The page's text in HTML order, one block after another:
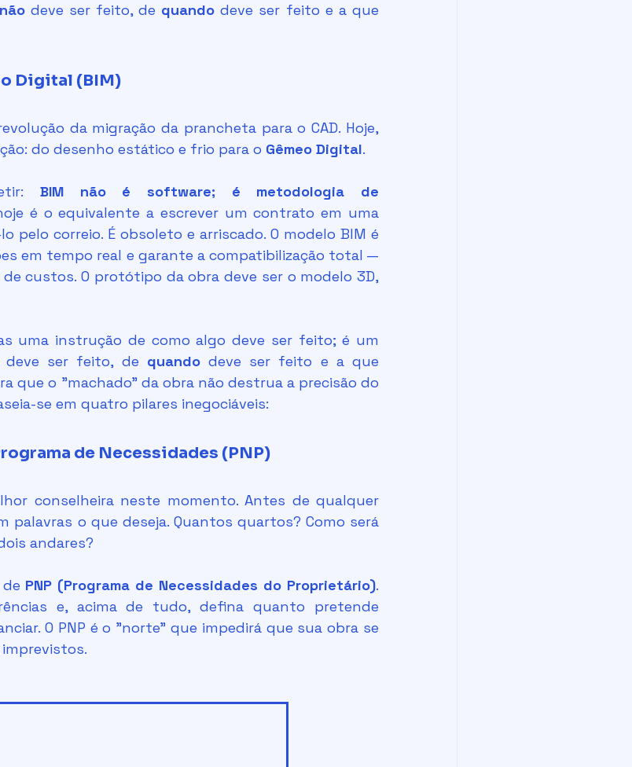
não deve ser feito, de quando
Digital (BIM)
do desenho estático e frio para o Gêmeo Digital.
BIM não é software; é metodologia de
é o equivalente a escrever um contrato em uma
pelo correio. É obsoleto e arriscado. O modelo BIM é
em tempo real e garante a compatibilização total —
custos. O protótipo da obra deve ser o modelo 3D,
ser feito, de quando
que o "machado" da obra não destrua a precisão do
se em quatro pilares inegociáveis:
de Necessidades (PNP)
palavras o que deseja. Quantos quartos? Como será
andares?
de
PNP (Programa de Necessidades do Proprietário).
e, acima de tudo, defina quanto pretende
O PNP é o "norte" que impedirá que sua obra se